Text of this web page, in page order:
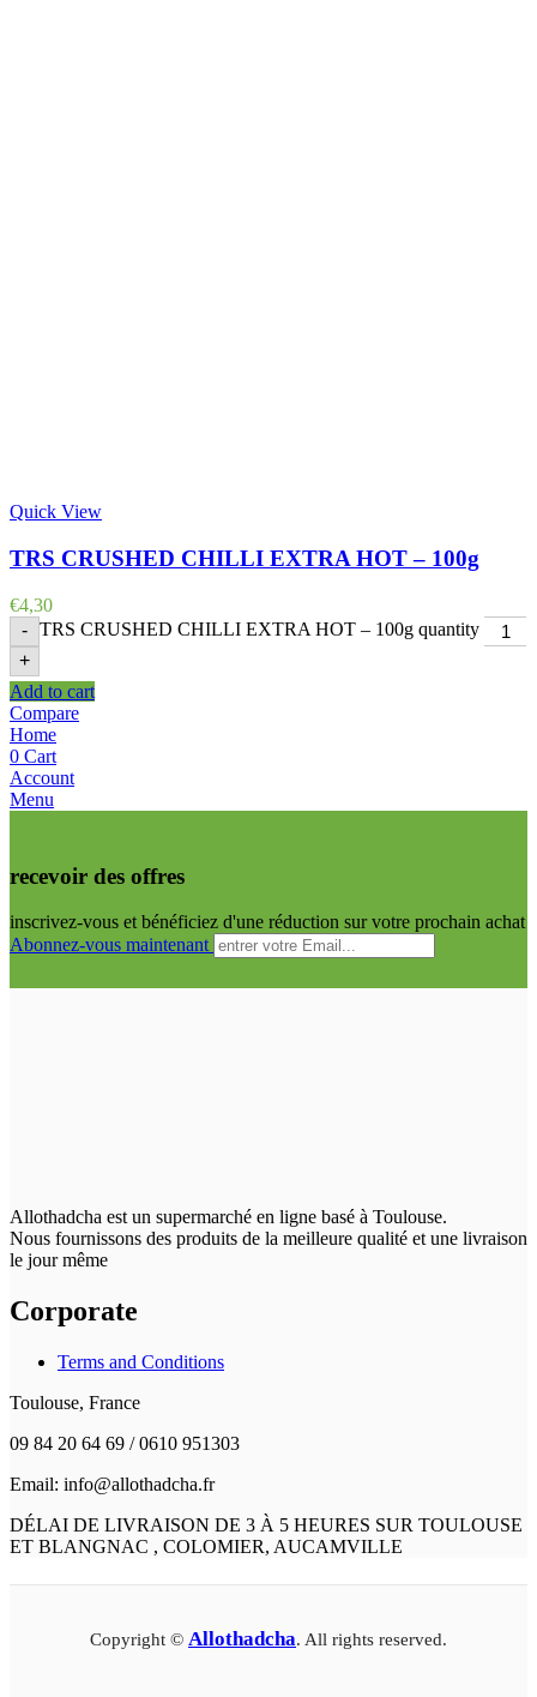
Quick View
TRS CRUSHED CHILLI EXTRA HOT – 100g
€4,30
- TRS CRUSHED CHILLI EXTRA HOT – 100g quantity
+
Add to cart
Compare
Home
0 Cart
Account
Menu
recevoir des offres
inscrivez-vous et bénéficiez d'une réduction sur votre prochain achat
Abonnez-vous maintenant
Allothadcha est un supermarché en ligne basé à Toulouse.
Nous fournissons des produits de la meilleure qualité et une livraison
le jour même
Corporate
Terms and Conditions
Toulouse, France
09 84 20 64 69 / 0610 951303
Email: info@allothadcha.fr
DÉLAI DE LIVRAISON DE 3 À 5 HEURES SUR TOULOUSE
ET BLANGNAC , COLOMIER, AUCAMVILLE
Copyright © Allothadcha. All rights reserved.